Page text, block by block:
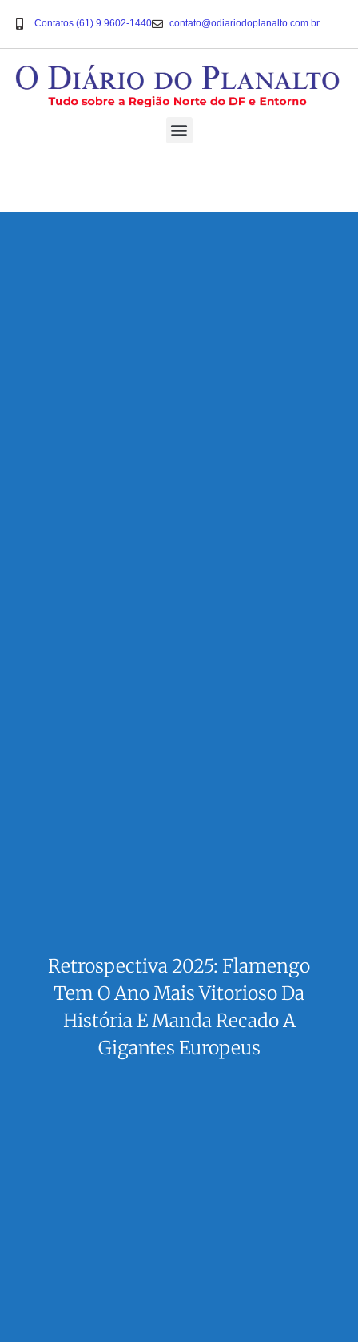
Contatos (61) 9 9602-1440 contato@odiariodoplanalto.com.br
Retrospectiva 2025: Flamengo
Tem O Ano Mais Vitorioso Da
História E Manda Recado A
Gigantes Europeus